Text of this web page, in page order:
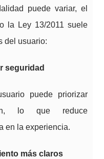
puede variar, el
la Ley 13/2011 suele
del usuario:
seguridad
puede priorizar
lo que reduce
en la experiencia.
más claros